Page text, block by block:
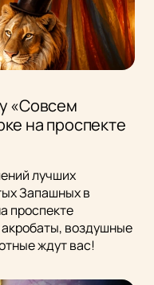
«Совсем
на проспекте
лучших
Запашных в
проспекте
воздушные
ждут вас!